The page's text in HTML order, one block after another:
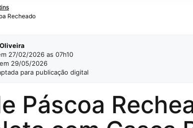
Recheado
27/02/2026 as 07h10
29/05/2026
para publicação digital
Páscoa